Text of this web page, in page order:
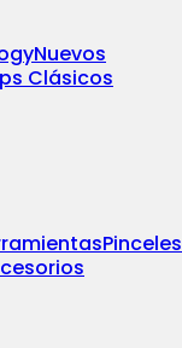
Nuevos
Clásicos
Pinceles